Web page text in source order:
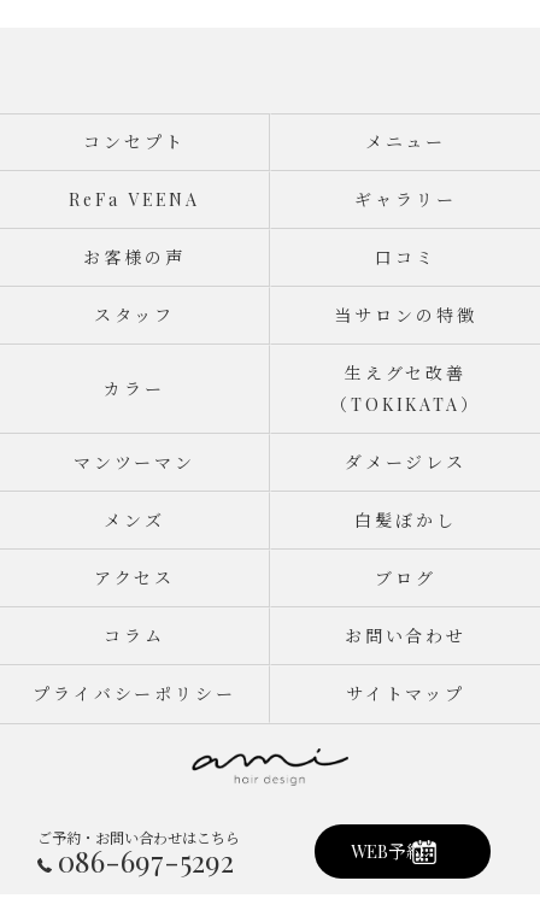
ご予約・お問い合わせはこちら
086-697-5292 WEB予約
コンセプト メニュー
ReFa VEENA ギャラリー
お客様の声 口コミ
スタッフ 当サロンの特徴
カラー
生えグセ改善
（TOKIKATA）
マンツーマン ダメージレス
メンズ 白髪ぼかし
アクセス ブログ
コラム お問い合わせ
プライバシーポリシー サイトマップ
© 2026 岡山県倉敷市真備町の美容室ならami hair design ALL RIGHTS
RESERVED.